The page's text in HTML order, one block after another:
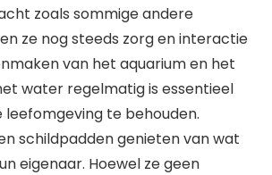
zoals sommige andere
ze nog steeds zorg en interactie
van het aquarium en het
water regelmatig is essentieel
leefomgeving te behouden.
schildpadden genieten van wat
eigenaar. Hoewel ze geen